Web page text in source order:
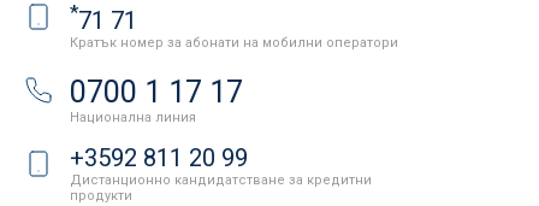
*71 71
Кратък номер за абонати на мобилни оператори
0700 1 17 17
Национална линия
+3592 811 20 99
Дистанционно кандидатстване за кредитни
продукти